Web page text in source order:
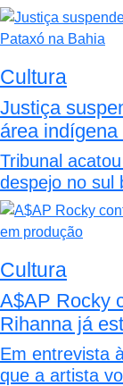
Cultura
Justiça
área
Tribunal
despejo no sul
Cultura
A$AP Rocky
Rihanna já
Em entrevista
que a artista